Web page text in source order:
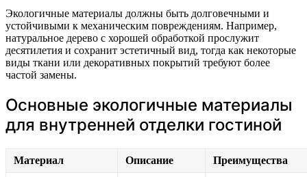
Экологичные материалы должны быть долговечными и
устойчивыми к механическим повреждениям. Например,
натуральное дерево с хорошей обработкой прослужит
десятилетия и сохранит эстетичный вид, тогда как некоторые
виды ткани или декоративных покрытий требуют более
частой замены.
Основные экологичные материалы
для внутренней отделки гостиной
Материал Описание Преимущества